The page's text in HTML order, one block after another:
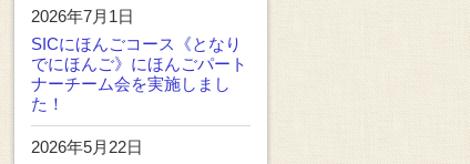
2026年7月1日
SICにほんごコース《となり
でにほんご》にほんごパート
ナーチーム会を実施しまし
た！
2026年5月22日